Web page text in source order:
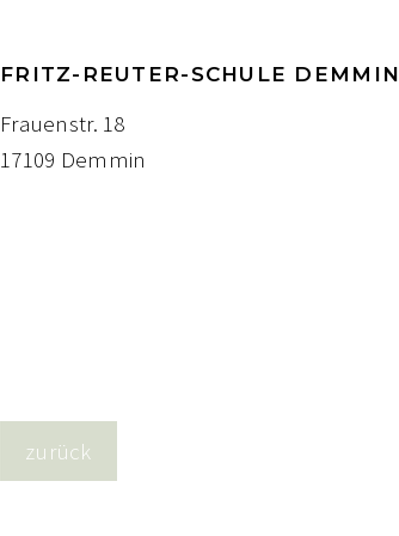
FRITZ-REUTER-SCHULE DEMMIN
Frauenstr. 18
17109 Demmin